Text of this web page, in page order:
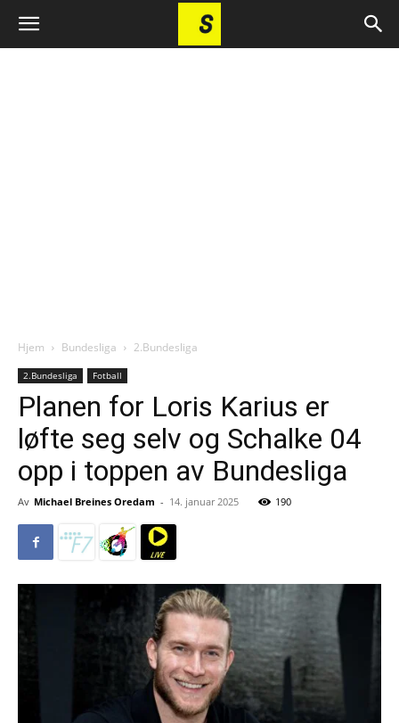
Hjem Bundesliga 2.Bundesliga
2.Bundesliga Fotball
Planen for Loris Karius er
løfte seg selv og Schalke 04
opp i toppen av Bundesliga
Av Michael Breines Oredam - 14. januar 2025 190